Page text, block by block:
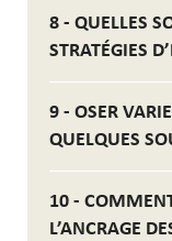
8 - QUELLES
STRATÉGIES
9 - OSER
QUELQUES
10 -
L’ANCRAGE